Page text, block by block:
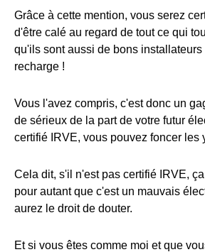
Grâce à cette mention, vous serez
d'être calé au regard de tout ce qui
qu'ils sont aussi de bons installateurs
recharge !
Vous l'avez compris, c'est donc un
de sérieux de la part de votre futur
certifié IRVE, vous pouvez foncer les
Cela dit, s'il n'est pas certifié IRVE,
pour autant que c'est un mauvais
aurez le droit de douter.
Et si vous êtes comme moi et que